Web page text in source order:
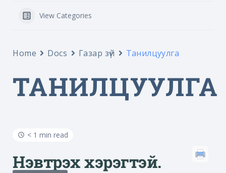
View Categories
Home Docs Газар зүй Танилцуулга
ТАНИЛЦУУЛГА
< 1 min read
Нэвтрэх хэрэгтэй.